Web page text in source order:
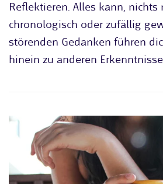
Reflektieren. Alles kann, nichts
chronologisch oder zufällig
störenden Gedanken führen
hinein zu anderen